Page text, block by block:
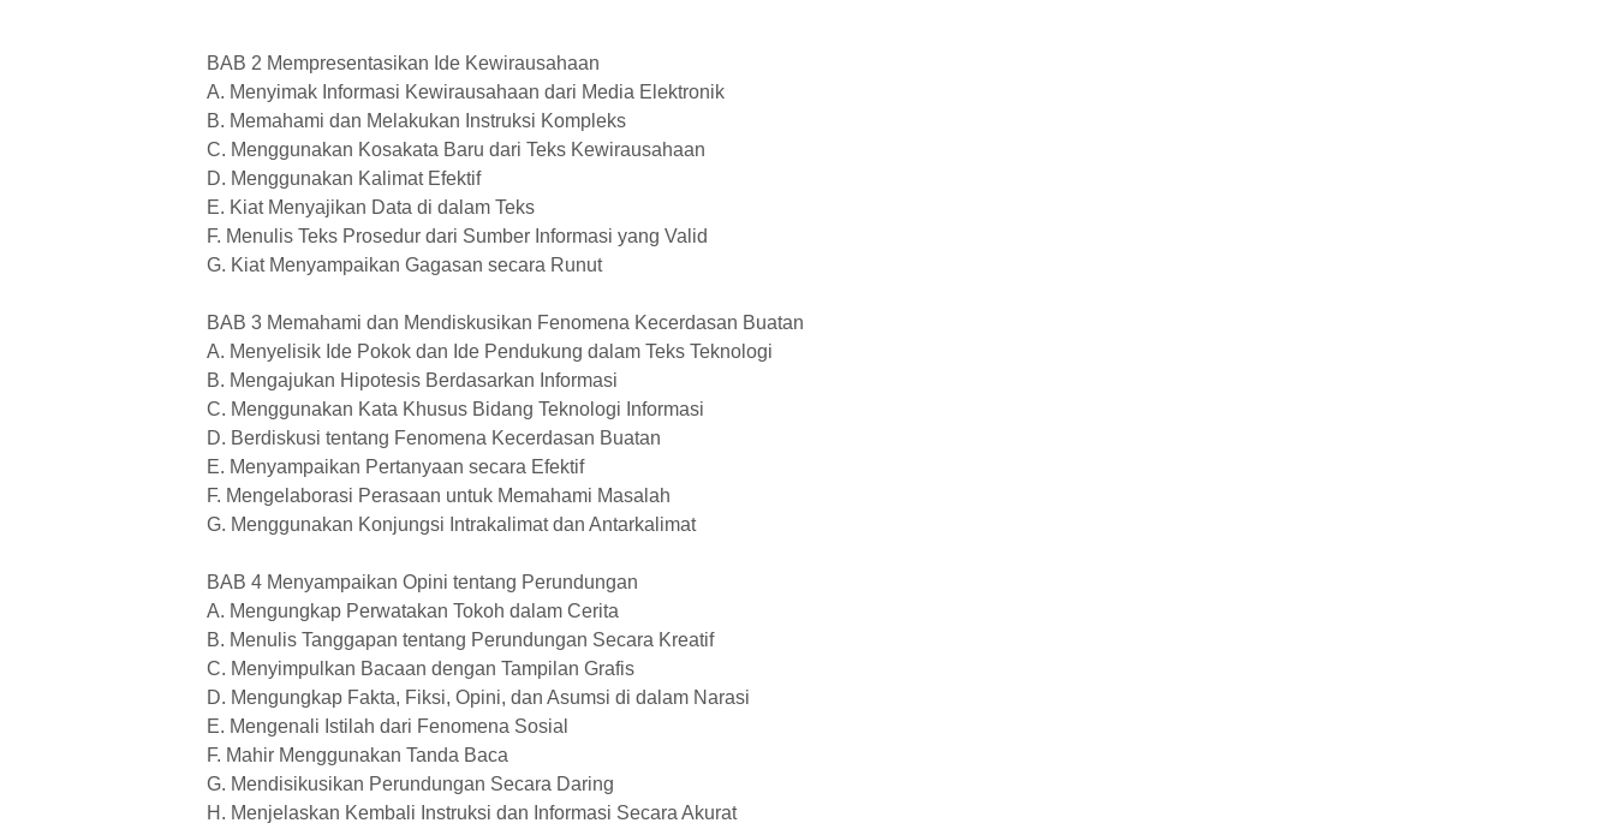
BAB 2 Mempresentasikan Ide Kewirausahaan
A. Menyimak Informasi Kewirausahaan dari Media Elektronik
B. Memahami dan Melakukan Instruksi Kompleks
C. Menggunakan Kosakata Baru dari Teks Kewirausahaan
D. Menggunakan Kalimat Efektif
E. Kiat Menyajikan Data di dalam Teks
F. Menulis Teks Prosedur dari Sumber Informasi yang Valid
G. Kiat Menyampaikan Gagasan secara Runut
BAB 3 Memahami dan Mendiskusikan Fenomena Kecerdasan Buatan
A. Menyelisik Ide Pokok dan Ide Pendukung dalam Teks Teknologi
B. Mengajukan Hipotesis Berdasarkan Informasi
C. Menggunakan Kata Khusus Bidang Teknologi Informasi
D. Berdiskusi tentang Fenomena Kecerdasan Buatan
E. Menyampaikan Pertanyaan secara Efektif
F. Mengelaborasi Perasaan untuk Memahami Masalah
G. Menggunakan Konjungsi Intrakalimat dan Antarkalimat
BAB 4 Menyampaikan Opini tentang Perundungan
A. Mengungkap Perwatakan Tokoh dalam Cerita
B. Menulis Tanggapan tentang Perundungan Secara Kreatif
C. Menyimpulkan Bacaan dengan Tampilan Grafis
D. Mengungkap Fakta, Fiksi, Opini, dan Asumsi di dalam Narasi
E. Mengenali Istilah dari Fenomena Sosial
F. Mahir Menggunakan Tanda Baca
G. Mendisikusikan Perundungan Secara Daring
H. Menjelaskan Kembali Instruksi dan Informasi Secara Akurat